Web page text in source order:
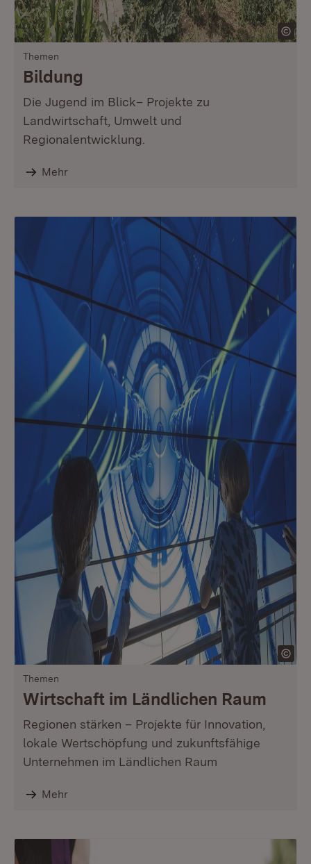
Themen
Bildung
Die Jugend im Blick– Projekte zu
Landwirtschaft, Umwelt und
Regionalentwicklung.
Mehr
Themen
Wirtschaft im Ländlichen Raum
Regionen stärken – Projekte für Innovation,
lokale Wertschöpfung und zukunftsfähige
Unternehmen im Ländlichen Raum
Mehr